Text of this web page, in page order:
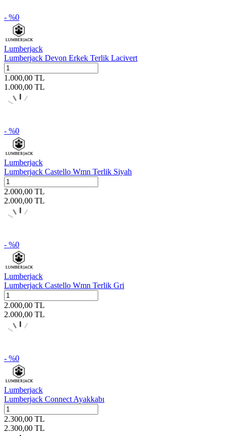
- %0
Lumberjack
Lumberjack Devon Erkek Terlik Lacivert
1.000,00 TL
1.000,00 TL
- %0
Lumberjack
Lumberjack Castello Wmn Terlik Siyah
2.000,00 TL
2.000,00 TL
- %0
Lumberjack
Lumberjack Castello Wmn Terlik Gri
2.000,00 TL
2.000,00 TL
- %0
Lumberjack
Lumberjack Connect Ayakkabı
2.300,00 TL
2.300,00 TL